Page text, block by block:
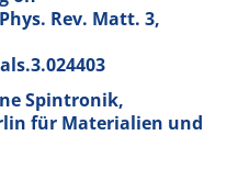
Rev. Matt. 3,
Spintronik,
für Materialien und